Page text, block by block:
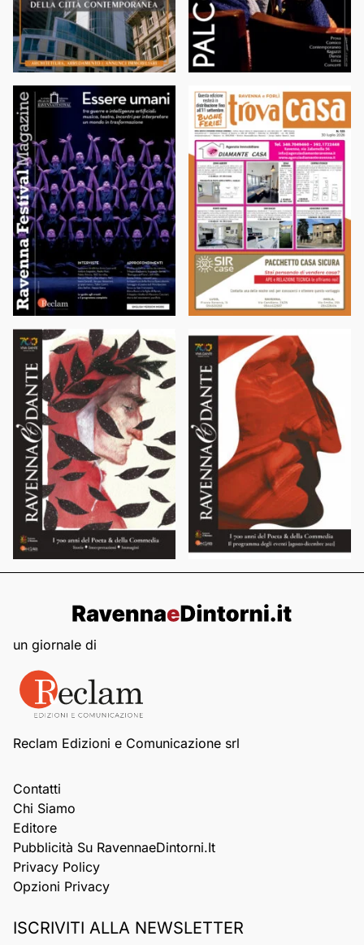
un giornale di
Reclam Edizioni e Comunicazione srl
Contatti
Chi Siamo
Editore
Pubblicità Su RavennaeDintorni.it
Privacy Policy
Opzioni Privacy
ISCRIVITI ALLA NEWSLETTER